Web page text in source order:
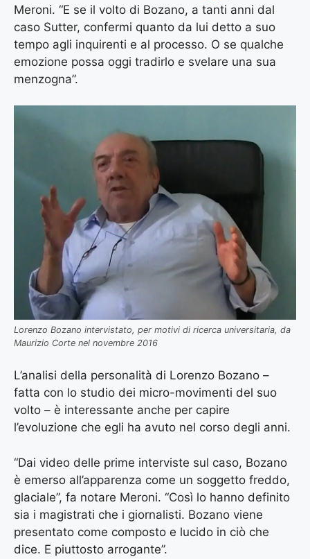
Meroni. “E se il volto di Bozano, a tanti anni dal
caso Sutter, confermi quanto da lui detto a suo
tempo agli inquirenti e al processo. O se qualche
emozione possa oggi tradirlo e svelare una sua
menzogna”.
Lorenzo Bozano intervistato, per motivi di ricerca universitaria, da
Maurizio Corte nel novembre 2016
L’analisi della personalità di Lorenzo Bozano –
fatta con lo studio dei micro-movimenti del suo
volto – è interessante anche per capire
l’evoluzione che egli ha avuto nel corso degli anni.
“Dai video delle prime interviste sul caso, Bozano
è emerso all’apparenza come un soggetto freddo,
glaciale”, fa notare Meroni. “Così lo hanno definito
sia i magistrati che i giornalisti. Bozano viene
presentato come composto e lucido in ciò che
dice. E piuttosto arrogante”.